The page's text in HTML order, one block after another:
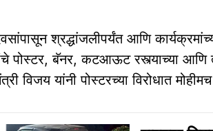
श्रद्धांजलीपर्यंत आणि
पोस्टर, बॅनर, कटआऊट रस्त्याच्या आणि
विजय यांनी पोस्टरच्या विरोधात